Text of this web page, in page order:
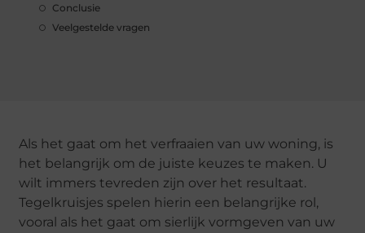
Conclusie
Veelgestelde vragen
Als het gaat om het verfraaien van uw woning, is
het belangrijk om de juiste keuzes te maken. U
wilt immers tevreden zijn over het resultaat.
Tegelkruisjes spelen hierin een belangrijke rol,
vooral als het gaat om sierlijk vormgeven van uw